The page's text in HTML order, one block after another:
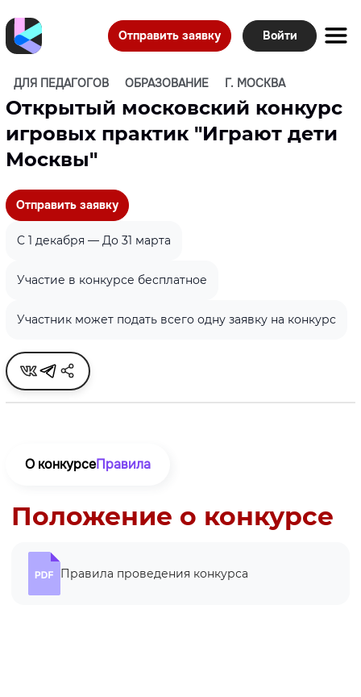
Отправить заявку Войти
ДЛЯ ПЕДАГОГОВ ОБРАЗОВАНИЕ Г. МОСКВА
Открытый московский конкурс
игровых практик "Играют дети
Москвы"
Отправить заявку
C 1 декабря — До 31 марта
Участие в конкурсе бесплатное
Участник может подать всего одну заявку на конкурс
О конкурсеПравила
Положение о конкурсе
Правила проведения конкурса